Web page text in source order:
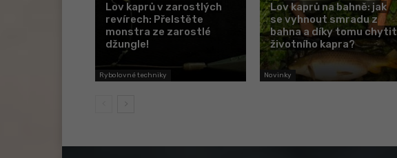
Rybolovné techniky
Lov kaprů v zarostlých
revírech: Přelstěte
monstra ze zarostlé
džungle!
Novinky
Lov kaprů na bahně: jak
se vyhnout smradu z
bahna a díky tomu chytit
životního kapra?